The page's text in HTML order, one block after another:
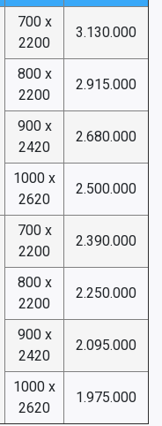
700 x
2200
3.130.000
800 x
2200
2.915.000
900 x
2420
2.680.000
1000 x
2620
2.500.000
700 x
2200
2.390.000
800 x
2200
2.250.000
900 x
2420
2.095.000
1000 x
2620
1.975.000